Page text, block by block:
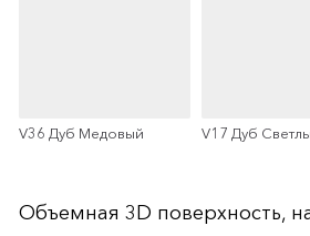
V36 Дуб Медовый V17 Дуб
Объемная 3D поверхность,